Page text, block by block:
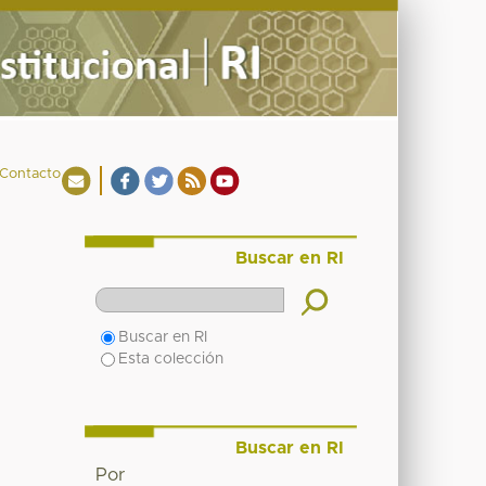
Contacto
Buscar en RI
Buscar en RI
Esta colección
Buscar en RI
Por